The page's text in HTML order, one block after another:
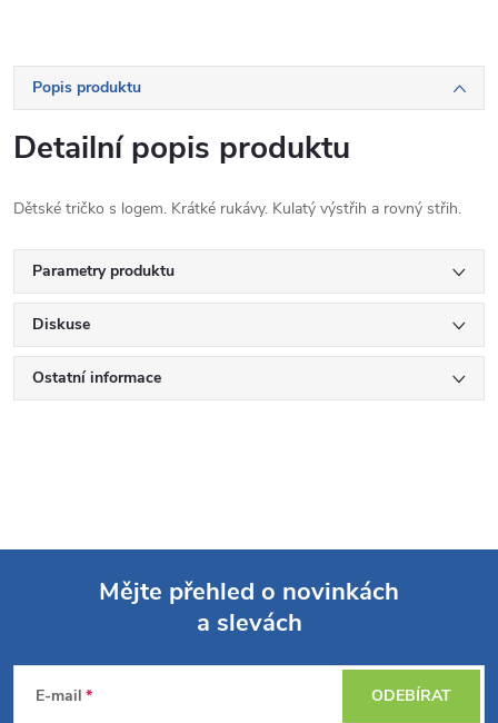
Popis produktu
Detailní popis produktu
Dětské tričko s logem. Krátké rukávy. Kulatý výstřih a rovný střih.
Parametry produktu
Diskuse
Ostatní informace
Mějte přehled o novinkách
a slevách
E-mail ODEBÍRAT